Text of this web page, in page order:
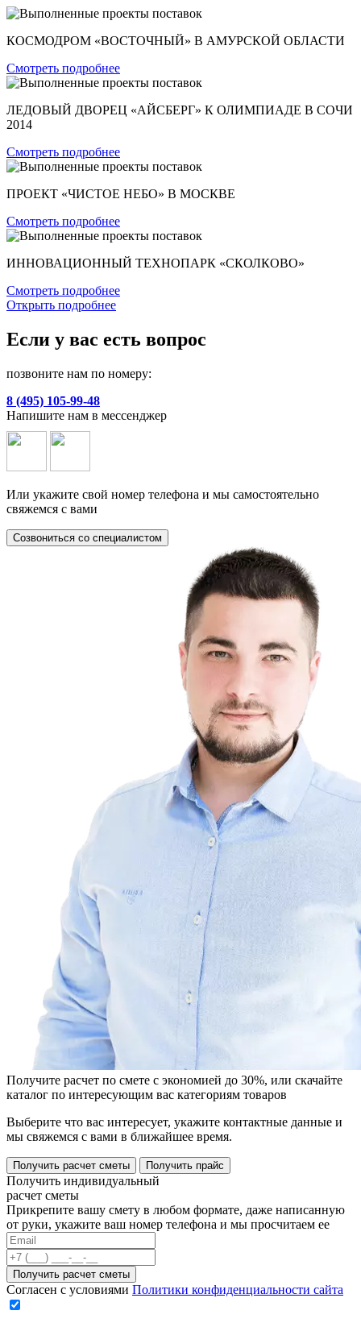
КОСМОДРОМ «ВОСТОЧНЫЙ» В АМУРСКОЙ ОБЛАСТИ
Смотреть подробнее
ЛЕДОВЫЙ ДВОРЕЦ «АЙСБЕРГ» К ОЛИМПИАДЕ В СОЧИ
2014
Смотреть подробнее
ПРОЕКТ «ЧИСТОЕ НЕБО» В МОСКВЕ
Смотреть подробнее
ИННОВАЦИОННЫЙ ТЕХНОПАРК «СКОЛКОВО»
Смотреть подробнее
Открыть подробнее
Если у вас есть вопрос
позвоните нам по номеру:
8 (495) 105-99-48
Напишите нам в мессенджер
Или укажите свой номер телефона и мы самостоятельно
свяжемся с вами
Созвониться со специалистом
Получите расчет по смете с экономией до 30%, или скачайте
каталог по интересующим вас категориям товаров
Выберите что вас интересует, укажите контактные данные и
мы свяжемся с вами в ближайшее время.
Получить расчет сметы Получить прайс
Получить индивидуальный
расчет сметы
Прикрепите вашу смету в любом формате, даже написанную
от руки, укажите ваш номер телефона и мы просчитаем ее
Согласен с условиями Политики конфиденциальности сайта